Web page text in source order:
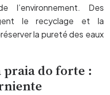
l’environnement. Des
le recyclage et la
la pureté des eaux
do forte :